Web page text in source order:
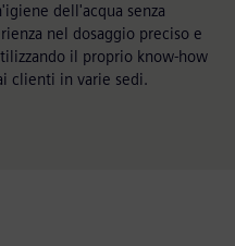
dell'acqua senza
nel dosaggio preciso e
il proprio know-how
clienti in varie sedi.